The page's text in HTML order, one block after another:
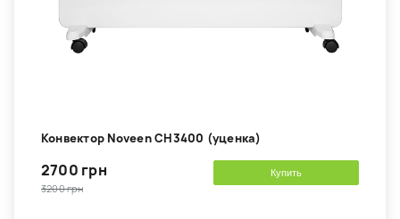
Конвектор Noveen CH3400 (уценка)
2700 грн
3200 грн
Купить